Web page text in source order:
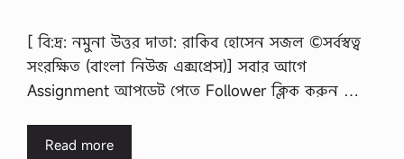
[ বি:দ্র: নমুনা উত্তর দাতা: রাকিব হোসেন সজল ©সর্বস্বত্ব
সংরক্ষিত (বাংলা নিউজ এক্সপ্রেস)] সবার আগে
Assignment আপডেট পেতে Follower ক্লিক করুন …
Read more